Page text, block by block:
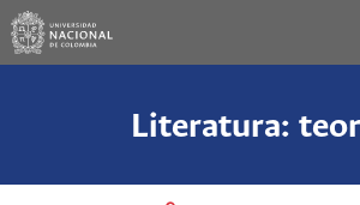
Literatura: